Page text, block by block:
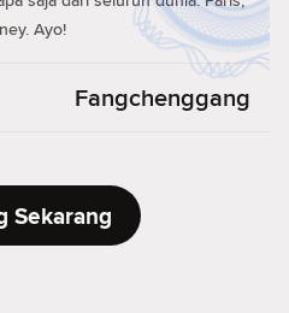
Ayo!
Fangchenggang
Sekarang